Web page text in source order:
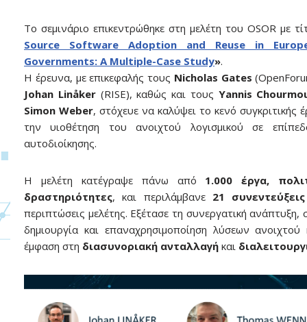
Το σεμινάριο επικεντρώθηκε στη μελέτη του OSOR με
Source Software Adoption and Reuse in
Governments: A Multiple-Case Study».
Η έρευνα, με επικεφαλής τους Nicholas Gates
Johan Linåker(RISE), καθώς και τους Yannis
Simon Weber, στόχευε να καλύψει το κενό συγκριτικής
την υιοθέτηση του ανοιχτού λογισμικού σε
αυτοδιοίκησης.
Η μελέτη κατέγραψε πάνω από 1.000 έργα,
δραστηριότητες, και περιλάμβανε 21 συνεντεύξεις
περιπτώσεις μελέτης. Εξέτασε τη συνεργατική ανάπτυξη,
δημιουργία και επαναχρησιμοποίηση λύσεων ανοιχτού
έμφαση στη διασυνοριακή ανταλλαγή και